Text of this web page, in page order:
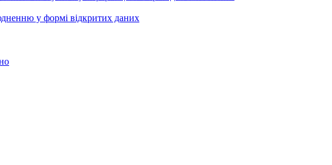
у формі відкритих даних